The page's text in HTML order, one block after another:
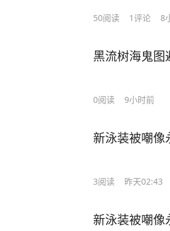
50阅读 1评论 8
黑流树海鬼图
0阅读 9小时前
新泳装被嘲像
3阅读 昨天02:43
新泳装被嘲像